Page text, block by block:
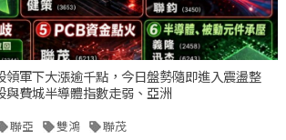
領軍下大漲逾千點，今日盤勢隨即進入震盪整
與費城半導體指數走弱、亞洲
聯亞 雙鴻 聯茂